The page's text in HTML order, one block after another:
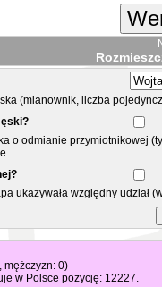
(mianownik, liczba
o odmianie przymiotnikowej
ukazywała względny
mężczyzn: 0)
w Polsce pozycję: 12227.